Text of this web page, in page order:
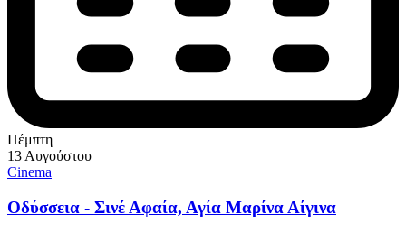
Πέμπτη
13 Αυγούστου
Cinema
Οδύσσεια - Σινέ Αφαία, Αγία Μαρίνα Αίγινα